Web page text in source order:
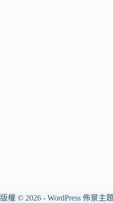
版權 © 2026 - WordPress 佈景主